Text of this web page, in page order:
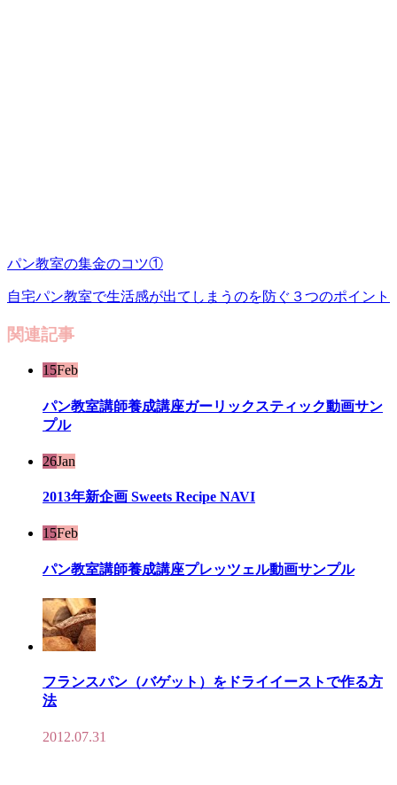
パン教室の集金のコツ①
自宅パン教室で生活感が出てしまうのを防ぐ３つのポイント
関連記事
15Feb
パン教室講師養成講座ガーリックスティック動画サン
プル
26Jan
2013年新企画 Sweets Recipe NAVI
15Feb
パン教室講師養成講座プレッツェル動画サンプル
フランスパン（バゲット）をドライイーストで作る方
法
2012.07.31